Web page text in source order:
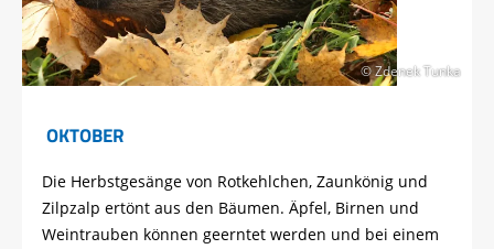
© Zdenek Tunka
OKTOBER
Die Herbstgesänge von Rotkehlchen, Zaunkönig und
Zilpzalp ertönt aus den Bäumen. Äpfel, Birnen und
Weintrauben können geerntet werden und bei einem